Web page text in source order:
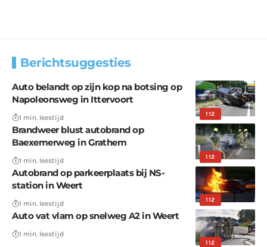
Berichtsuggesties
112
Auto belandt op zijn kop na botsing op
Napoleonsweg in Ittervoort
1 min. leestijd
112
Brandweer blust autobrand op
Baexemerweg in Grathem
1 min. leestijd
112
Autobrand op parkeerplaats bij NS-
station in Weert
1 min. leestijd
112
Auto vat vlam op snelweg A2 in Weert
1 min. leestijd